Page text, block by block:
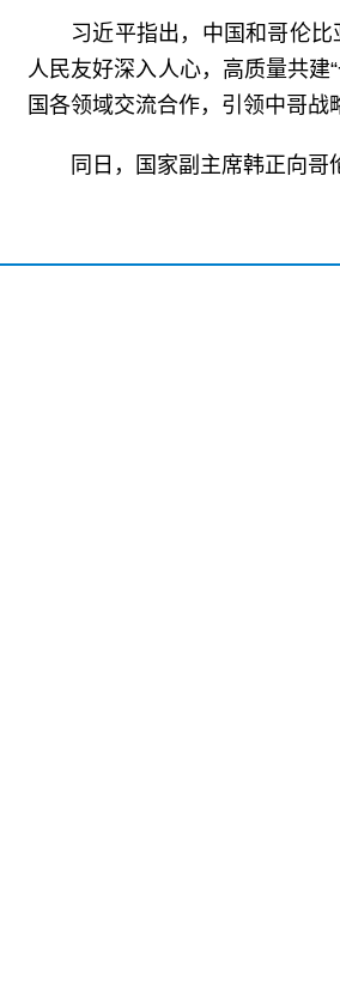
习近平指出，中国和哥伦
人民友好深入人心，高质量共
国各领域交流合作，引领中哥
同日，国家副主席韩正向